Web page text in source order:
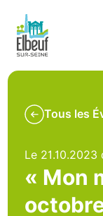
Tous les
Le
« Mon